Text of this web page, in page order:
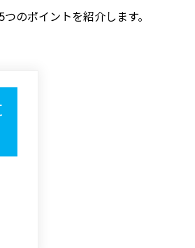
のポイントを紹介します。